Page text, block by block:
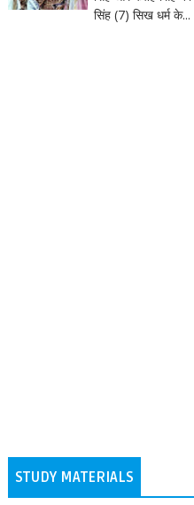
सिंह (7) सिख धर्म के...
STUDY MATERIALS